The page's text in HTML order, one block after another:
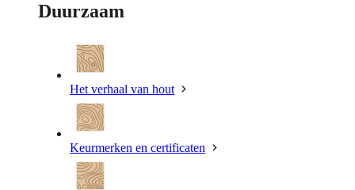
Duurzaam
Het verhaal van hout
Keurmerken en certificaten